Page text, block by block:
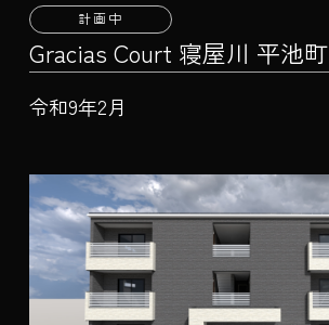
計画中
Gracias Court 寝屋川 平池町
令和9年2月